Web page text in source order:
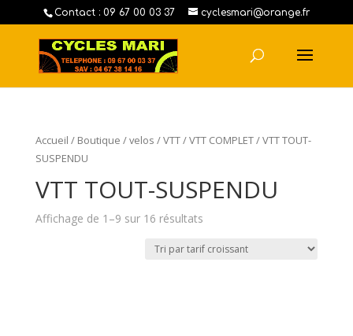
Contact : 09 67 00 03 37 cyclesmari@orange.fr
Accueil / Boutique /velos /VTT/VTT COMPLET/ VTT TOUT-
SUSPENDU
VTT TOUT-SUSPENDU
Affichage de 1–9 sur 16 résultats